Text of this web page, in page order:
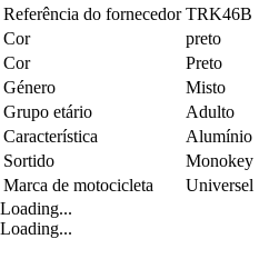
Referência do fornecedor TRK46B
Cor
preto
Cor
Preto
Género
Misto
Grupo etário
Adulto
Característica
Alumínio
Sortido
Monokey
Marca de motocicleta
Universel
Loading...
Loading...